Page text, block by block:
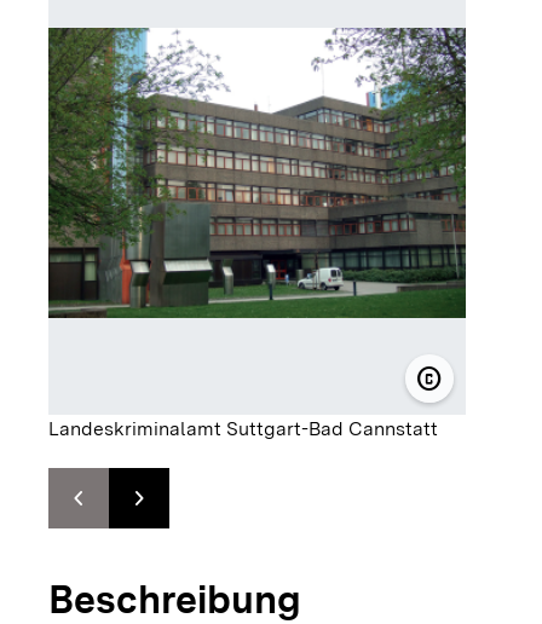
copyright
©
Landeskriminalamt Suttgart-Bad Cannstatt
chevron_leftZur vorhergehenden Folie springen
chevron_rightZur nächsten Folie springen
Beschreibung